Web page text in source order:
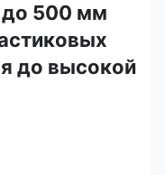
500 мм
до высокой